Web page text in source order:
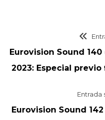
Eurovision Sound
2023: Especial
Entrada
Eurovision Sound